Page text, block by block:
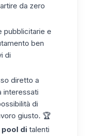
da zero
pubblicitarie e
ben
di
diretto a
interessati
di
giusto. 🏆
pool di talenti